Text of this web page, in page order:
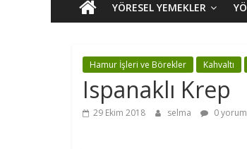
YÖRESEL YEMEKLER
Hamur İşleri ve Börekler Kahvaltı
Ispanaklı Krep
29 Ekim 2018 selma 0 yorum